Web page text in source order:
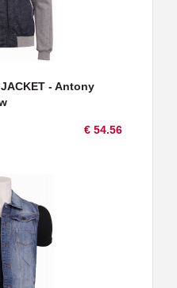
- Antony
€ 54.56